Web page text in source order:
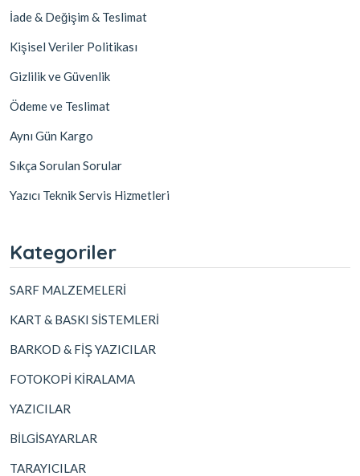
İade & Değişim & Teslimat
Kişisel Veriler Politikası
Gizlilik ve Güvenlik
Ödeme ve Teslimat
Aynı Gün Kargo
Sıkça Sorulan Sorular
Yazıcı Teknik Servis Hizmetleri
Kategoriler
SARF MALZEMELERİ
KART & BASKI SİSTEMLERİ
BARKOD & FİŞ YAZICILAR
FOTOKOPİ KİRALAMA
YAZICILAR
BİLGİSAYARLAR
TARAYICILAR